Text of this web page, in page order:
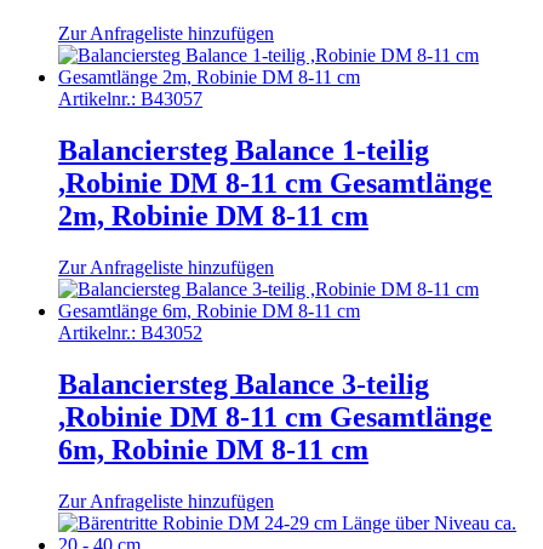
Zur Anfrageliste hinzufügen
Artikelnr.: B43057
Balanciersteg Balance 1-teilig
,Robinie DM 8-11 cm Gesamtlänge
2m, Robinie DM 8-11 cm
Zur Anfrageliste hinzufügen
Artikelnr.: B43052
Balanciersteg Balance 3-teilig
,Robinie DM 8-11 cm Gesamtlänge
6m, Robinie DM 8-11 cm
Zur Anfrageliste hinzufügen